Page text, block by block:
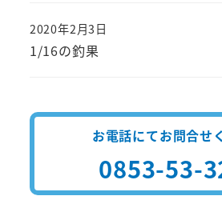
1/16の釣果
投稿日
2020年2月3日
お電話にてお問合せ
0853-53-